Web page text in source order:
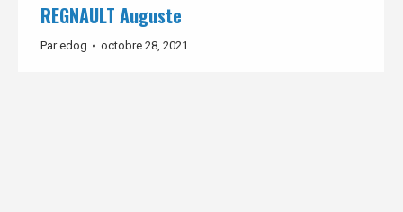
REGNAULT Auguste
Paredog octobre 28, 2021